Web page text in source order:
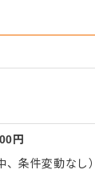
円
条件変動なし）